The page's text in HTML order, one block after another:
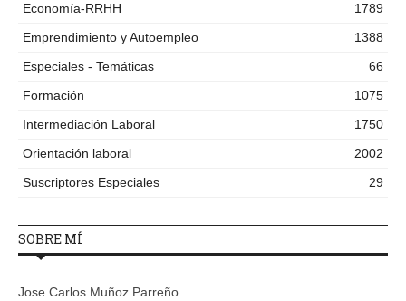
Economía-RRHH
1789
Emprendimiento y Autoempleo
1388
Especiales - Temáticas
66
Formación
1075
Intermediación Laboral
1750
Orientación laboral
2002
Suscriptores Especiales
29
SOBRE MÍ
Jose Carlos Muñoz Parreño